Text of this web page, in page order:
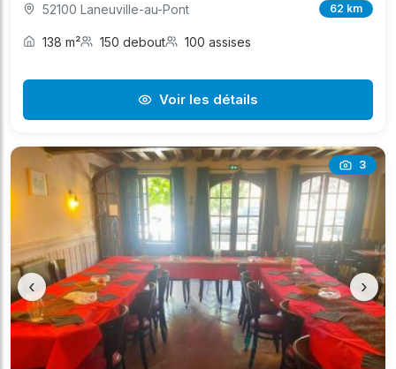
52100 Laneuville-au-Pont 62 km
138 m² 150 debout 100 assises
Voir les détails
3
‹ ›